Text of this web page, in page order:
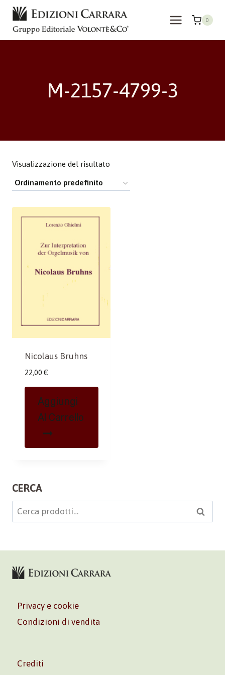
Salta
contenuto
0
M-2157-4799-3
Visualizzazione del risultato
Nicolaus Bruhns
22,00 €
Aggiungi
Al Carrello
CERCA
Cerca: Cerca
Privacy e cookie
Condizioni di vendita
Crediti